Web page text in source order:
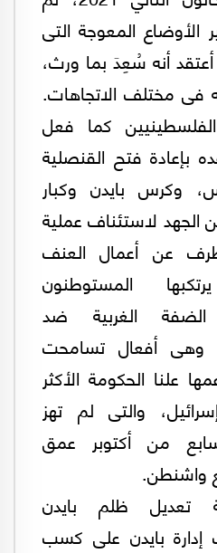
الأوضاع المعوجة التى
أنه سُعِدَ بما ورث،
فى مختلف الاتجاهات.
كما فعل
بإعادة فتح القنصلية
وكرس بايدن وكبار
الجهد لاستئناف عملية
عن أعمال العنف
المستوطنون
الضفة الغربية ضد
وهى أفعال تسامحت
علنا الحكومة الأكثر
والتى لم تهز
من أكتوبر عمق
واشنطن.
تعديل ظلم بايدن
إدارة بايدن على كسب